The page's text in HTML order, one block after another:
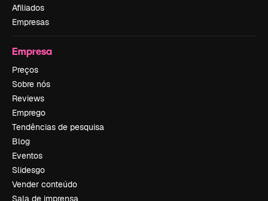
Afiliados
Empresas
Empresa
Preços
Sobre nós
Reviews
Emprego
Tendências de pesquisa
Blog
Eventos
Slidesgo
Vender conteúdo
Sala de imprensa